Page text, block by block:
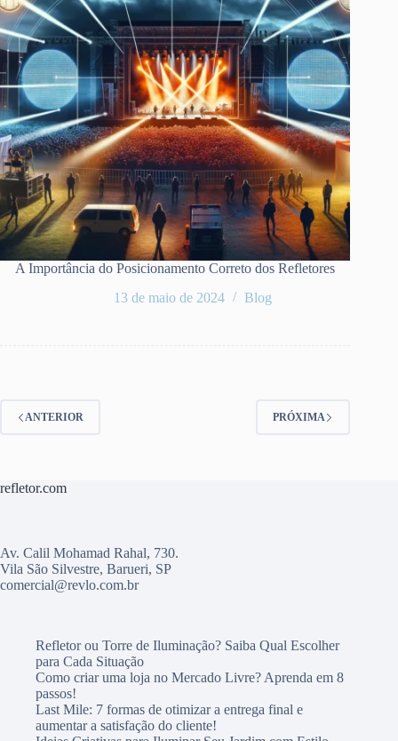
A Importância do Posicionamento Correto dos Refletores
13 de maio de 2024
Blog
ANTERIOR PRÓXIMA
refletor.com
Av. Calil Mohamad Rahal, 730.
Vila São Silvestre, Barueri, SP
comercial@revlo.com.br
Refletor ou Torre de Iluminação? Saiba Qual Escolher
para Cada Situação
Como criar uma loja no Mercado Livre? Aprenda em 8
passos!
Last Mile: 7 formas de otimizar a entrega final e
aumentar a satisfação do cliente!